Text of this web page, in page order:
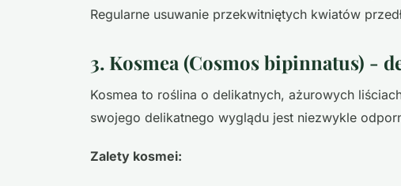
Regularne usuwanie przekwitniętych kwiatów
3. Kosmea (Cosmos bipinnatus) -
Kosmea to roślina o delikatnych, ażurowych
swojego delikatnego wyglądu jest niezwykle
Zalety kosmei: